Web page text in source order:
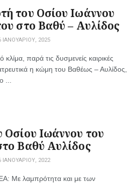
του Οσίου Ιωάννου
στο Βαθύ – Αυλίδος
ΙΑΝΟΥΑΡΊΟΥ, 2025
παρά τις δυσμενείς καιρικές
η κώμη του Βαθέως – Αυλίδος,
...
Ιωάννου του
Βαθύ Αυλίδος
ΙΑΝΟΥΑΡΊΟΥ, 2022
Με λαμπρότητα και με των